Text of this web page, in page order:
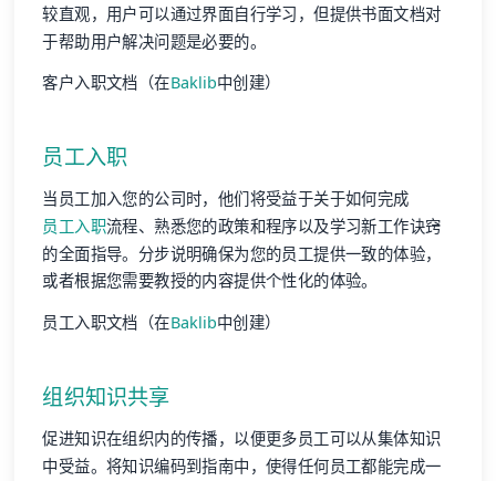
较直观，用户可以通过界面自行学习，但提供书面文档对
于帮助用户解决问题是必要的。
客户入职文档（在Baklib中创建）
员工入职
当员工加入您的公司时，他们将受益于关于如何完成
员工入职流程、熟悉您的政策和程序以及学习新工作诀窍
的全面指导。分步说明确保为您的员工提供一致的体验，
或者根据您需要教授的内容提供个性化的体验。
员工入职文档（在Baklib中创建）
组织知识共享
促进知识在组织内的传播，以便更多员工可以从集体知识
中受益。将知识编码到指南中，使得任何员工都能完成一